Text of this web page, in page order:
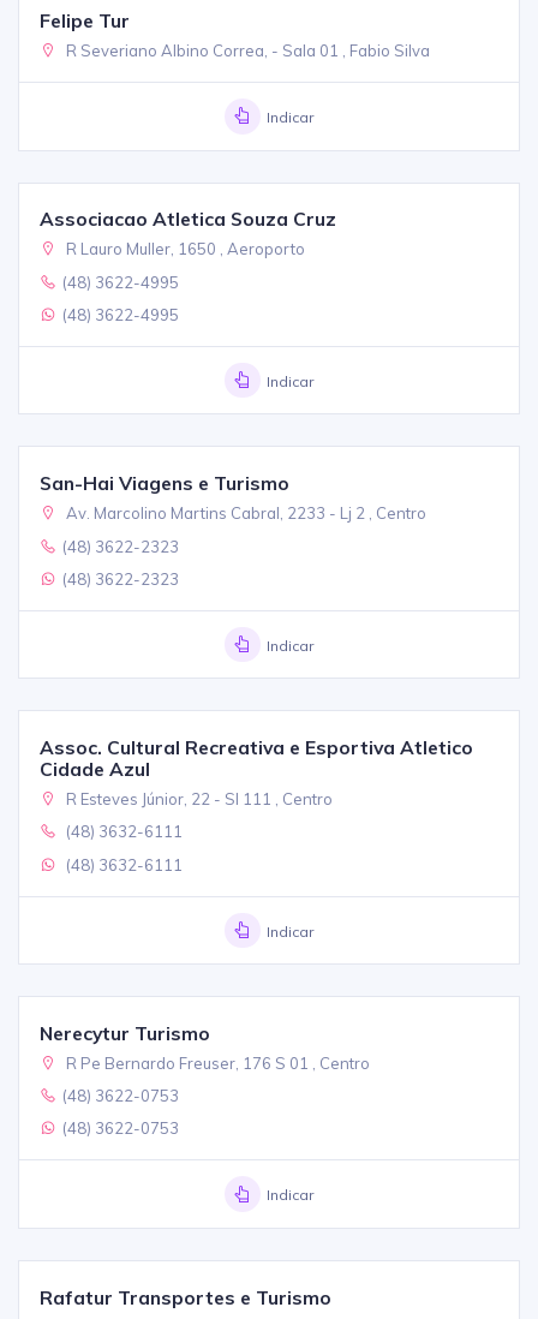
Felipe Tur
R Severiano Albino Correa, - Sala 01 , Fabio Silva
Indicar
Associacao Atletica Souza Cruz
R Lauro Muller, 1650 , Aeroporto
(48) 3622-4995
(48) 3622-4995
Indicar
San-Hai Viagens e Turismo
Av. Marcolino Martins Cabral, 2233 - Lj 2 , Centro
(48) 3622-2323
(48) 3622-2323
Indicar
Assoc. Cultural Recreativa e Esportiva Atletico
Cidade Azul
R Esteves Júnior, 22 - Sl 111 , Centro
(48) 3632-6111
(48) 3632-6111
Indicar
Nerecytur Turismo
R Pe Bernardo Freuser, 176 S 01 , Centro
(48) 3622-0753
(48) 3622-0753
Indicar
Rafatur Transportes e Turismo